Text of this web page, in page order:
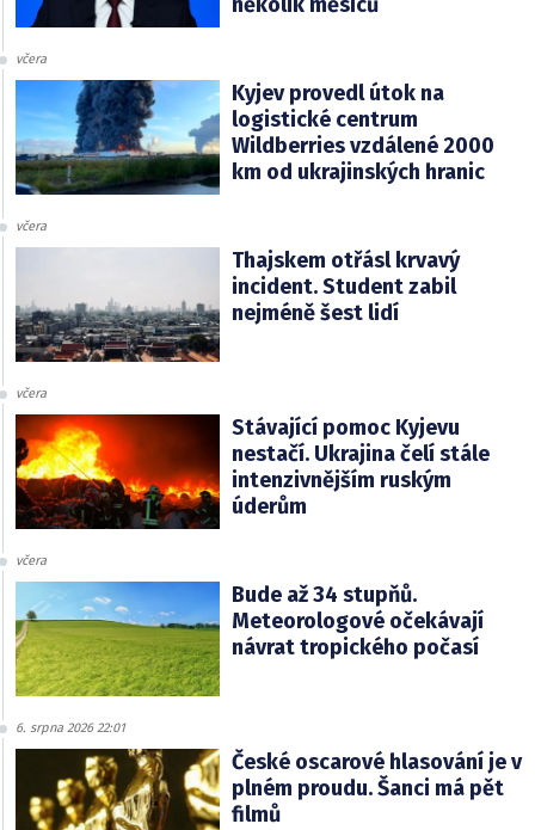
včera
Kyjev provedl útok na
logistické centrum
Wildberries vzdálené 2000
km od ukrajinských hranic
včera
Thajskem otřásl krvavý
incident. Student zabil
nejméně šest lidí
včera
Stávající pomoc Kyjevu
nestačí. Ukrajina čelí stále
intenzivnějším ruským
úderům
včera
Bude až 34 stupňů.
Meteorologové očekávají
návrat tropického počasí
6. srpna 2026 22:01
České oscarové hlasování je v
plném proudu. Šanci má pět
filmů